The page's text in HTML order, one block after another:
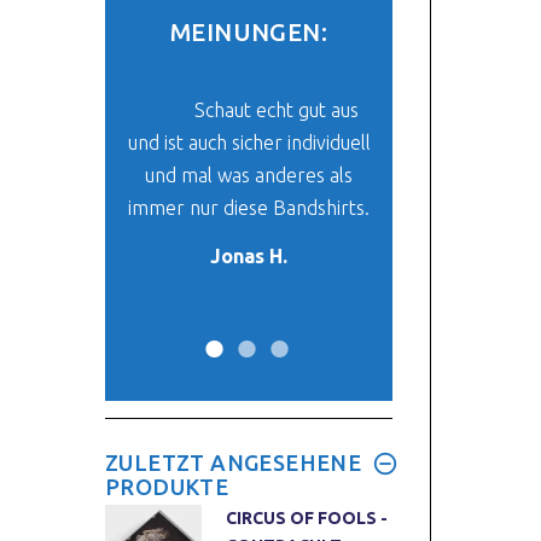
MEINUNGEN:
Schaut echt gut aus
und ist auch sicher individuell
und mal was anderes als
immer nur diese Bandshirts.
Jonas H.
ZULETZT ANGESEHENE
PRODUKTE
CIRCUS OF FOOLS -